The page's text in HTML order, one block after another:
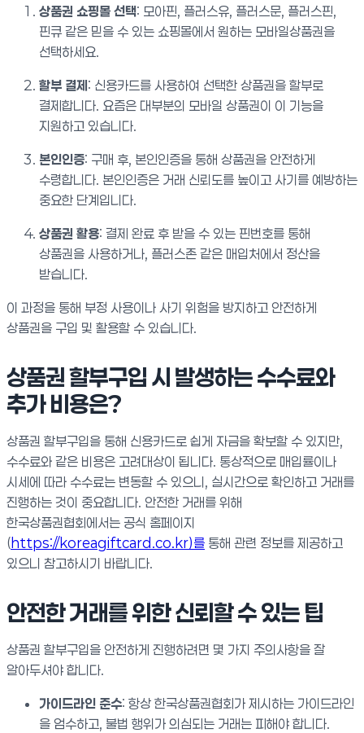
상품권 쇼핑몰 선택: 모아핀, 플러스유, 플러스문, 플러스핀,
핀큐 같은 믿을 수 있는 쇼핑몰에서 원하는 모바일상품권을
선택하세요.
할부 결제: 신용카드를 사용하여 선택한 상품권을 할부로
결제합니다. 요즘은 대부분의 모바일 상품권이 이 기능을
지원하고 있습니다.
본인인증: 구매 후, 본인인증을 통해 상품권을 안전하게
수령합니다. 본인인증은 거래 신뢰도를 높이고 사기를 예방하는
중요한 단계입니다.
상품권 활용: 결제 완료 후 받을 수 있는 핀번호를 통해
상품권을 사용하거나, 플러스존 같은 매입처에서 정산을
받습니다.
이 과정을 통해 부정 사용이나 사기 위험을 방지하고 안전하게
상품권을 구입 및 활용할 수 있습니다.
상품권 할부구입 시 발생하는 수수료와
추가 비용은?
상품권 할부구입을 통해 신용카드로 쉽게 자금을 확보할 수 있지만,
수수료와 같은 비용은 고려대상이 됩니다. 통상적으로 매입률이나
시세에 따라 수수료는 변동할 수 있으니, 실시간으로 확인하고 거래를
진행하는 것이 중요합니다. 안전한 거래를 위해
한국상품권협회에서는 공식 홈페이지
(https://koreagiftcard.co.kr)를 통해 관련 정보를 제공하고
있으니 참고하시기 바랍니다.
안전한 거래를 위한 신뢰할 수 있는 팁
상품권 할부구입을 안전하게 진행하려면 몇 가지 주의사항을 잘
알아두셔야 합니다.
가이드라인 준수: 항상 한국상품권협회가 제시하는 가이드라인
을 엄수하고, 불법 행위가 의심되는 거래는 피해야 합니다.